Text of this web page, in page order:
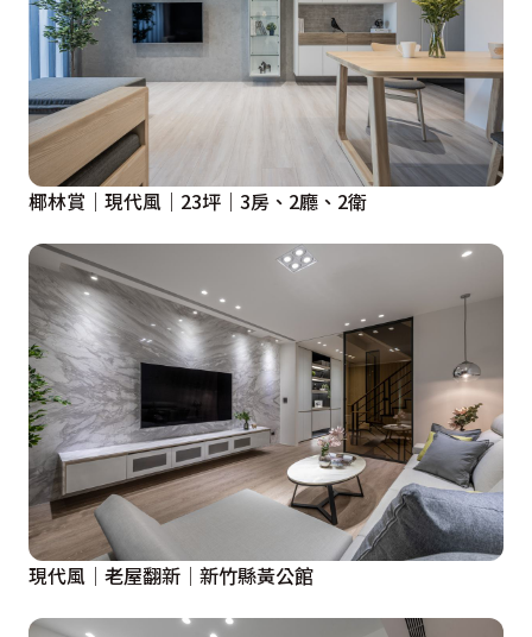
椰林賞｜現代風｜23坪｜3房、2廳、2衛
現代風│老屋翻新│新竹縣黃公館